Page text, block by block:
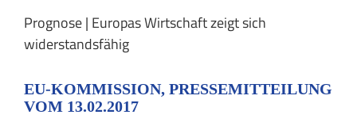
Prognose | Europas Wirtschaft zeigt sich
widerstandsfähig
EU-KOMMISSION, PRESSEMITTEILUNG
VOM 13.02.2017